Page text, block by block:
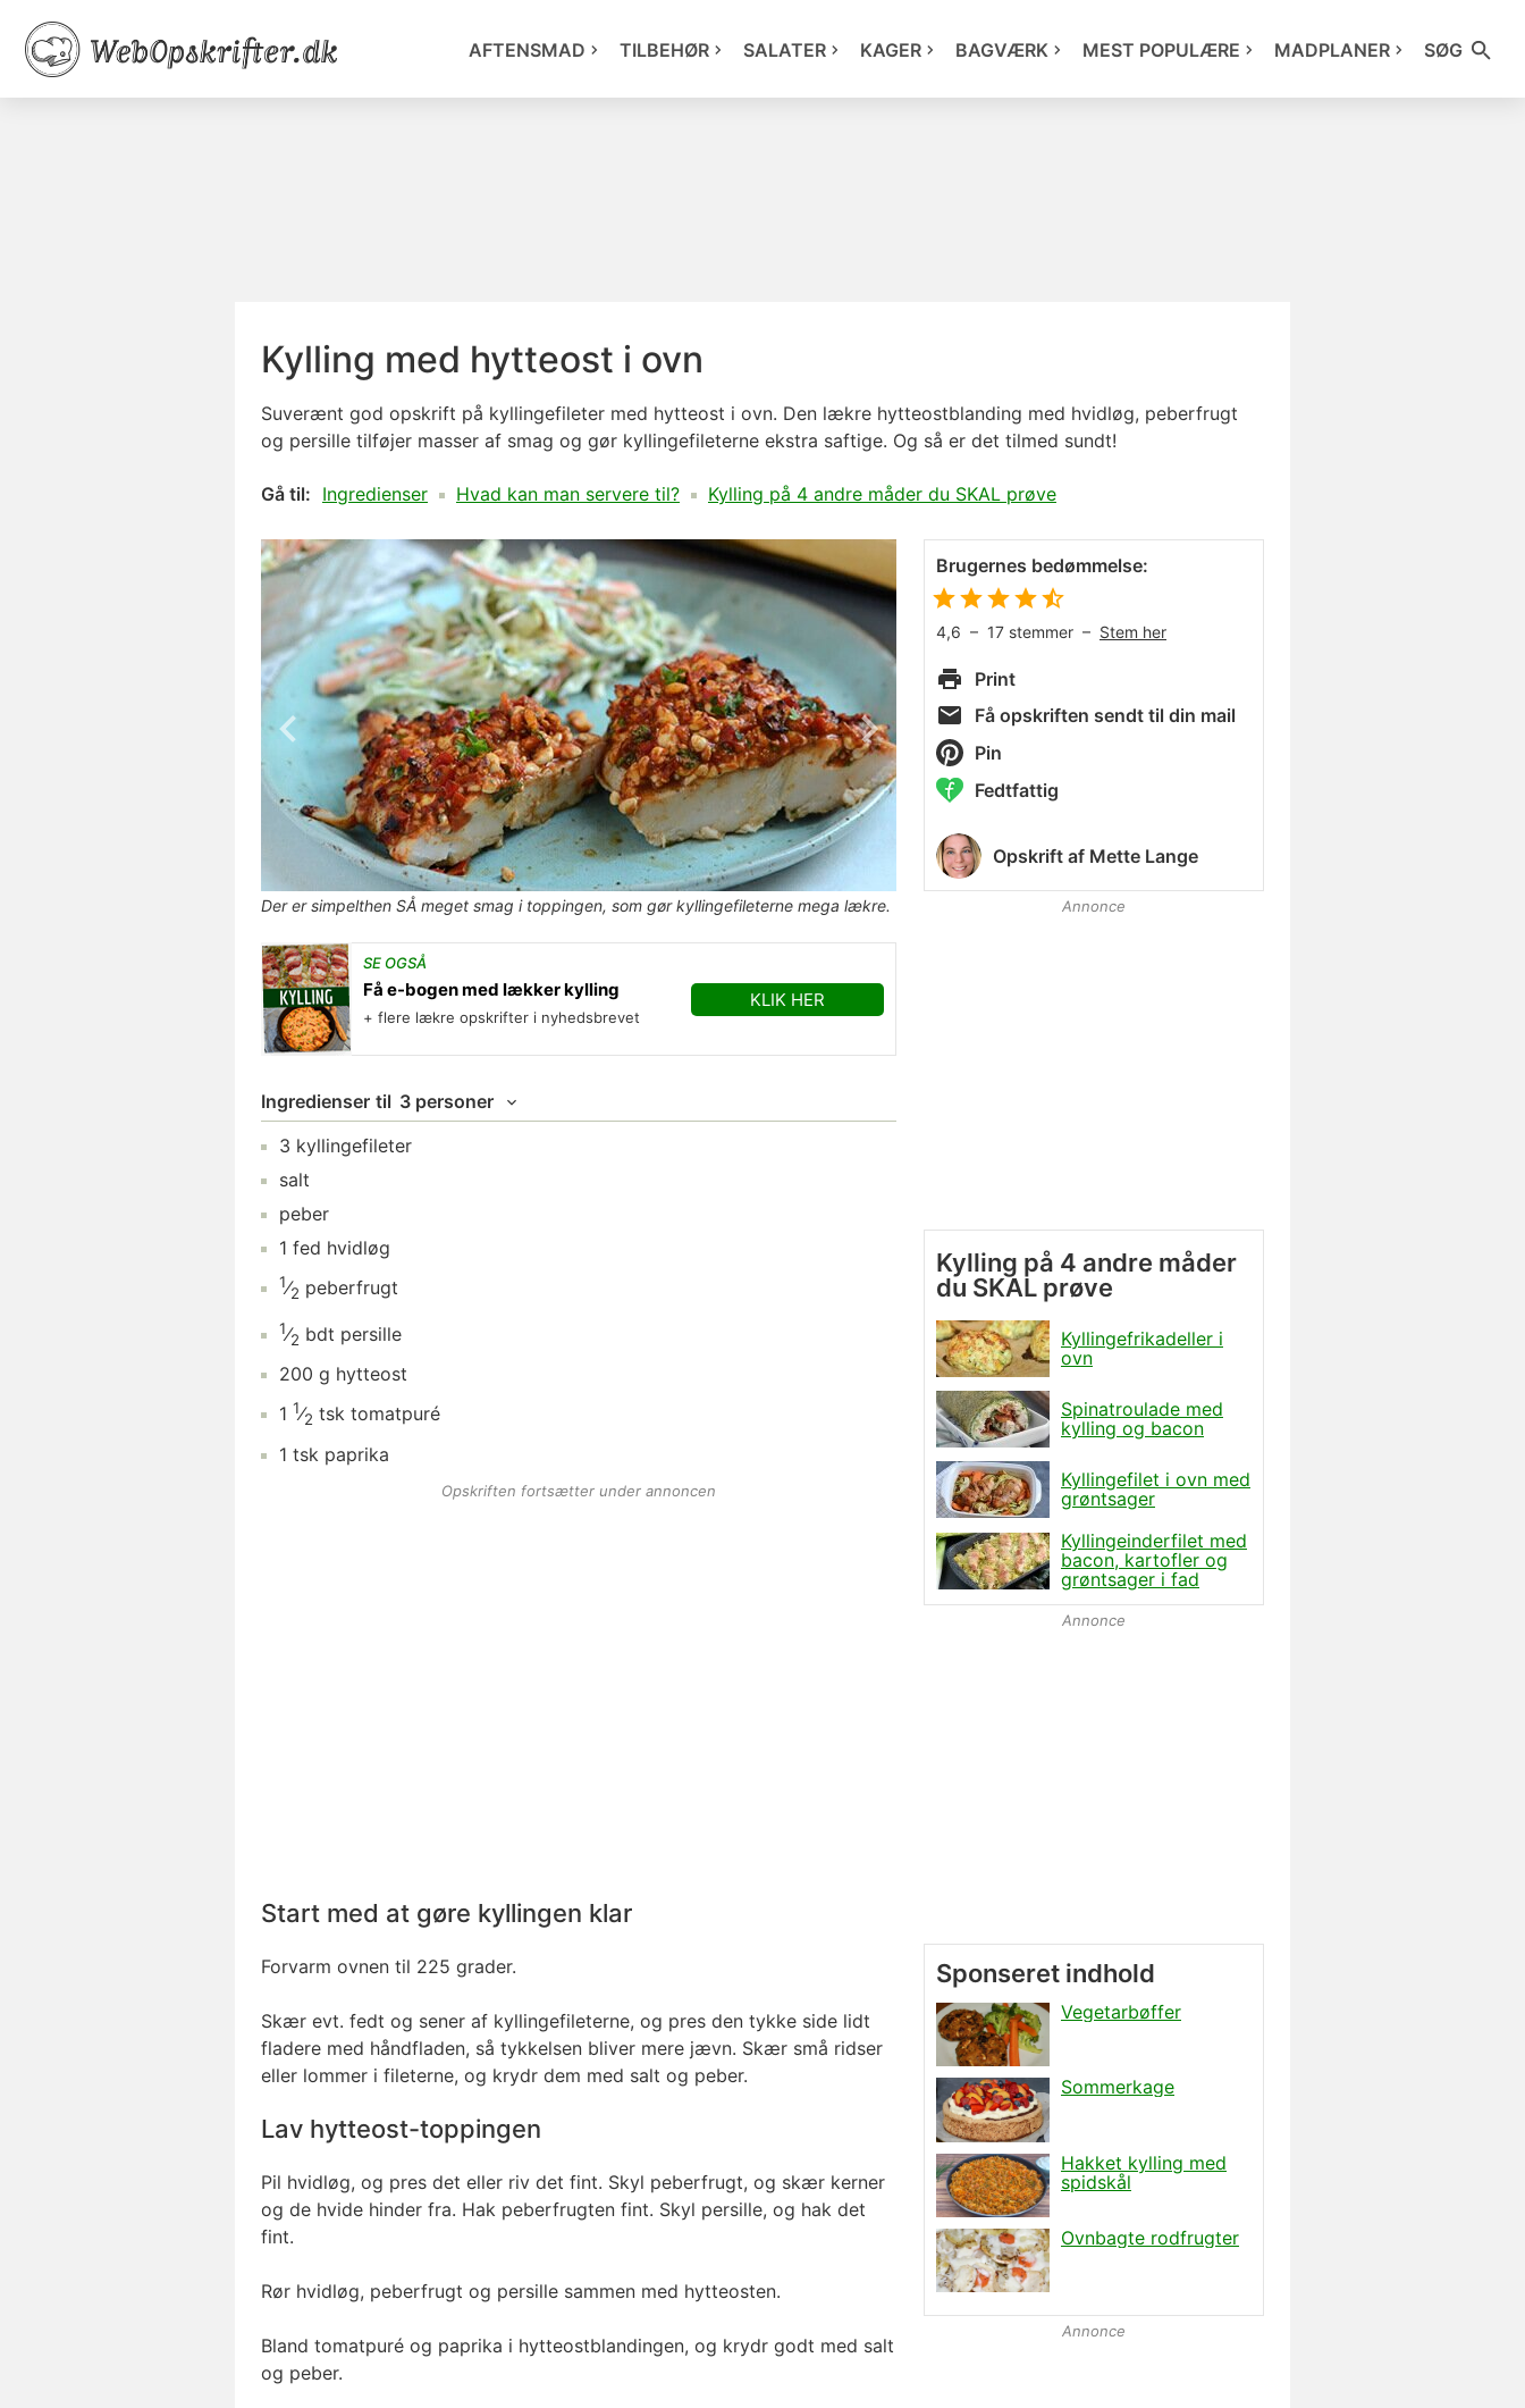
AFTENSMAD TILBEHØR SALATER KAGER BAGVÆRK MEST POPULÆRE MADPLANER SØG
Kylling med hytteost i ovn
Suverænt god opskrift på kyllingefileter med hytteost i ovn. Den lækre hytteostblanding med hvidløg, peberfrugt
og persille tilføjer masser af smag og gør kyllingefileterne ekstra saftige. Og så er det tilmed sundt!
Gå til: Ingredienser Hvad kan man servere til? Kylling på 4 andre måder du SKAL prøve
Der er simpelthen SÅ meget smag i toppingen, som gør kyllingefileterne mega lækre.
SE OGSÅ
Få e-bogen med lækker kylling
+ flere lækre opskrifter i nyhedsbrevet
KLIK HER
Ingredienser til 3 personer
3 kyllingefileter
salt
peber
1 fed hvidløg
1⁄2 peberfrugt
1⁄2 bdt persille
200 g hytteost
1 1⁄2 tsk tomatpuré
1 tsk paprika
Opskriften fortsætter under annoncen
Start med at gøre kyllingen klar
Forvarm ovnen til 225 grader.
Skær evt. fedt og sener af kyllingefileterne, og pres den tykke side lidt
fladere med håndfladen, så tykkelsen bliver mere jævn. Skær små ridser
eller lommer i fileterne, og krydr dem med salt og peber.
Lav hytteost-toppingen
Pil hvidløg, og pres det eller riv det fint. Skyl peberfrugt, og skær kerner
og de hvide hinder fra. Hak peberfrugten fint. Skyl persille, og hak det
fint.
Rør hvidløg, peberfrugt og persille sammen med hytteosten.
Bland tomatpuré og paprika i hytteostblandingen, og krydr godt med salt
og peber.
Brugernes bedømmelse:
4,6 – 17 stemmer – Stem her
Print
Få opskriften sendt til din mail
Pin
Fedtfattig
Opskrift af Mette Lange
Annonce
Kylling på 4 andre måder
du SKAL prøve
Kyllingefrikadeller i
ovn
Spinatroulade med
kylling og bacon
Kyllingefilet i ovn med
grøntsager
Kyllingeinderfilet med
bacon, kartofler og
grøntsager i fad
Annonce
Annonce